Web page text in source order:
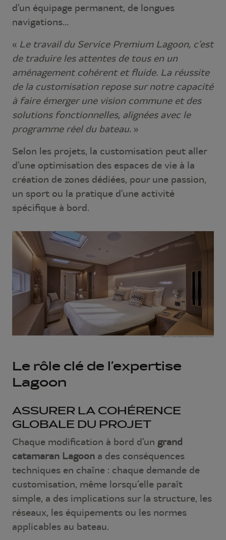
d’un équipage permanent, de longues
navigations…
« Le travail du Service Premium Lagoon, c’est
de traduire les attentes de tous en un
aménagement cohérent et fluide. La réussite
de la customisation repose sur notre capacité
à faire émerger une vision commune et des
solutions fonctionnelles, alignées avec le
programme réel du bateau. »
Selon les projets, la customisation peut aller
d’une optimisation des espaces de vie à la
création de zones dédiées, pour une passion,
un sport ou la pratique d’une activité
spécifique à bord.
Le rôle clé de l’expertise
Lagoon
ASSURER LA COHÉRENCE
GLOBALE DU PROJET
Chaque modification à bord d’un grand
catamaran Lagoon a des conséquences
techniques en chaîne : chaque demande de
customisation, même lorsqu’elle paraît
simple, a des implications sur la structure, les
réseaux, les équipements ou les normes
applicables au bateau.